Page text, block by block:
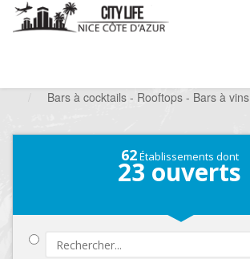
Bars à cocktails - Rooftops - Bars à vins
62Établissements dont
23 ouverts